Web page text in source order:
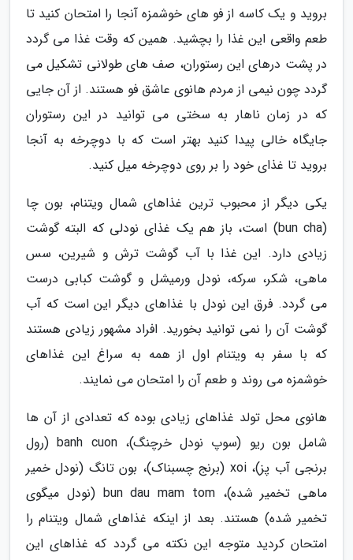
بروید و یک کاسه از فو های خوشمزه آنجا را امتحان کنید تا
طعم واقعی این غذا را بچشید. همین که وقت غذا می گردد
در پشت درهای این رستوران، صف های طولانی تشکیل می
گردد چون نیمی از مردم هانوی عاشق فو هستند. از آن جایی
که در زمان ناهار به سختی می توانید در این رستوران
جایگاه خالی پیدا کنید بهتر است که با دوچرخه به آنجا
بروید تا غذای خود را بر روی دوچرخه میل کنید.
یکی دیگر از محبوب ترین غذاهای شمال ویتنام، بون چا
(bun cha) است، باز هم یک غذای نودلی که البته گوشت
زیادی دارد. این غذا با آب گوشت ترش و شیرین، سس
ماهی، شکر، سرکه، نودل ورمیشل و گوشت کبابی درست
می گردد. فرق این نودل با غذاهای دیگر این است که آب
گوشت آن را نمی توانید بخورید. افراد مشهور زیادی هستند
که با سفر به ویتنام اول از همه به سراغ این غذاهای
خوشمزه می روند و طعم آن را امتحان می نمایند.
هانوی محل تولد غذاهای زیادی بوده که تعدادی از آن ها
شامل بون ریو (سوپ نودل خرچنگ)، banh cuon (رول
برنجی آب پز)، xoi (برنج چسبناک)، بون تانگ (نودل خمیر
ماهی تخمیر شده)، bun dau mam tom (نودل میگوی
تخمیر شده) هستند. بعد از اینکه غذاهای شمال ویتنام را
امتحان کردید متوجه این نکته می گردد که غذاهای این